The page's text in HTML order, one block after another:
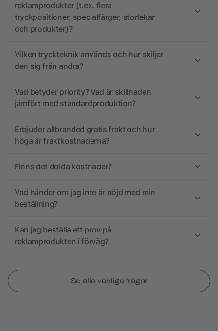
reklamprodukter (t.ex. flera
tryckpositioner, specialfärger, storlekar
och produkter)?
Vilken tryckteknik används och hur skiljer
den sig från andra?
Vad betyder priority? Vad är skillnaden
jämfört med standardproduktion?
Erbjuder allbranded gratis frakt och hur
höga är fraktkostnaderna?
Finns det dolda kostnader?
Vad händer om jag inte är nöjd med min
beställning?
Kan jag beställa ett prov på
reklamprodukten i förväg?
Se alla vanliga frågor